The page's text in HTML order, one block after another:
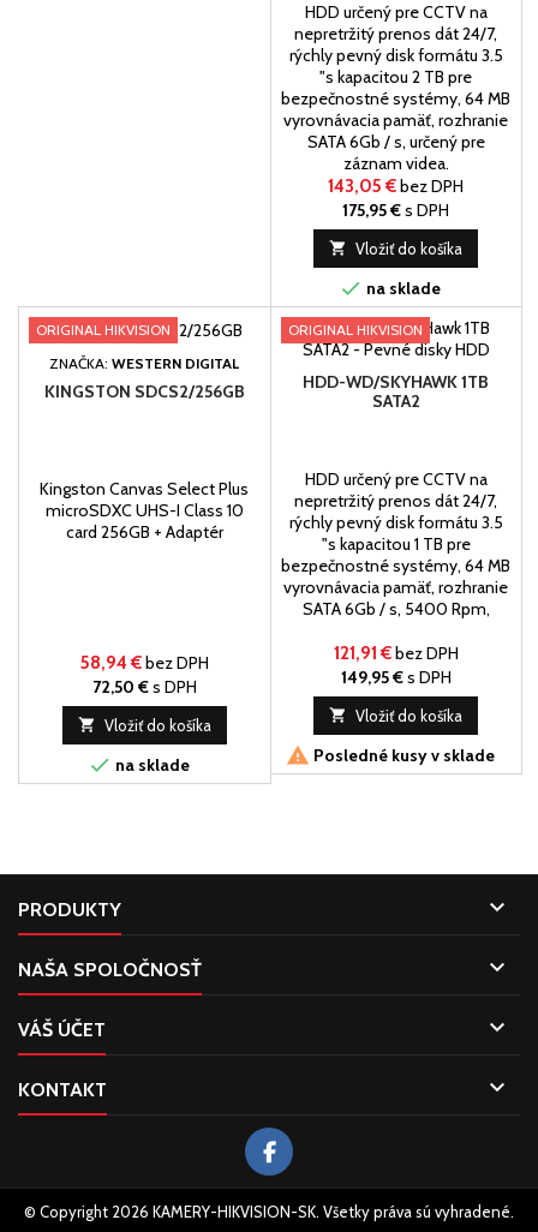
HDD určený pre CCTV na
nepretržitý prenos dát 24/7,
rýchly pevný disk formátu 3.5
"s kapacitou 2 TB pre
bezpečnostné systémy, 64 MB
vyrovnávacia pamäť, rozhranie
SATA 6Gb / s, určený pre
záznam videa.
143,05 €bez DPH
175,95 €s DPH
 Vložiť do košíka
 na sklade
ORIGINAL HIKVISION
ZNAČKA:WESTERN DIGITAL
KINGSTON SDCS2/256GB
Kingston Canvas Select Plus
microSDXC UHS-I Class 10
card 256GB + Adaptér
58,94 €bez DPH
72,50 €s DPH
 Vložiť do košíka
 na sklade
ORIGINAL HIKVISION
HDD-WD/SKYHAWK 1TB
SATA2
HDD určený pre CCTV na
nepretržitý prenos dát 24/7,
rýchly pevný disk formátu 3.5
"s kapacitou 1 TB pre
bezpečnostné systémy, 64 MB
vyrovnávacia pamäť, rozhranie
SATA 6Gb / s, 5400 Rpm,
121,91 €bez DPH
149,95 €s DPH
 Vložiť do košíka
 Posledné kusy v sklade
PRODUKTY 
NAŠA SPOLOČNOSŤ 
VÁŠ ÚČET 
KONTAKT 
© Copyright 2026 KAMERY-HIKVISION-SK. Všetky práva sú vyhradené.